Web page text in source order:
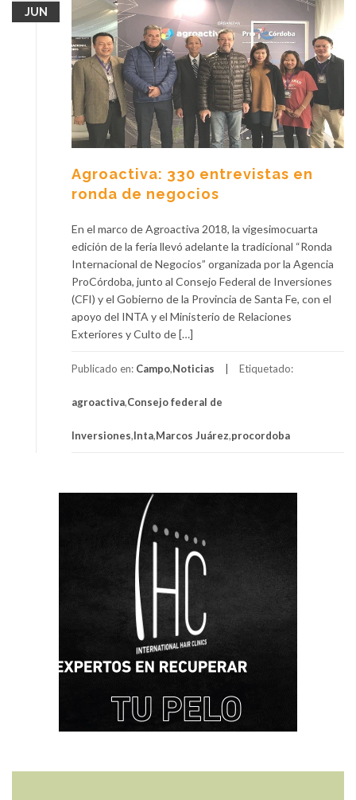
JUN
Agroactiva: 330 entrevistas en
ronda de negocios
En el marco de Agroactiva 2018, la vigesimocuarta
edición de la feria llevó adelante la tradicional “Ronda
Internacional de Negocios” organizada por la Agencia
ProCórdoba, junto al Consejo Federal de Inversiones
(CFI) y el Gobierno de la Provincia de Santa Fe, con el
apoyo del INTA y el Ministerio de Relaciones
Exteriores y Culto de […]
Publicado en: Campo,Noticias Etiquetado:
agroactiva,Consejo federal de
Inversiones,Inta,Marcos Juárez,procordoba